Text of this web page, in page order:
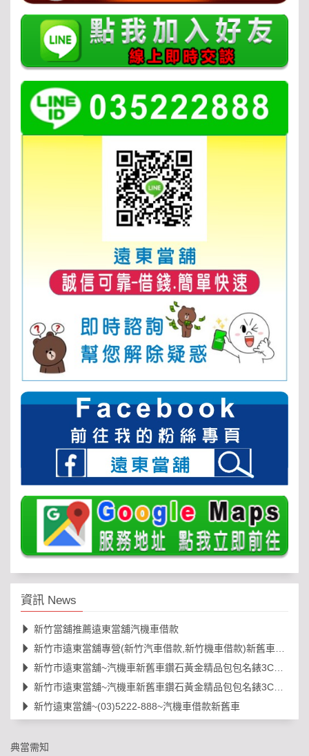
資訊 News
新竹當舖推薦遠東當舖汽機車借款
新竹市遠東當舖專營(新竹汽車借款,新竹機車借款)新舊車借錢
新竹市遠東當舖~汽機車新舊車鑽石黃金精品包包名錶3C借款等
新竹市遠東當舖~汽機車新舊車鑽石黃金精品包包名錶3C借款等
新竹遠東當舖~(03)5222-888~汽機車借款新舊車
典當需知